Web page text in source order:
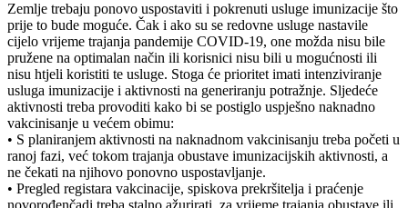
Zemlje trebaju ponovo uspostaviti i pokrenuti usluge imunizacije što
prije to bude moguće. Čak i ako su se redovne usluge nastavile
cijelo vrijeme trajanja pandemije COVID-19, one možda nisu bile
pružene na optimalan način ili korisnici nisu bili u mogućnosti ili
nisu htjeli koristiti te usluge. Stoga će prioritet imati intenziviranje
usluga imunizacije i aktivnosti na generiranju potražnje. Sljedeće
aktivnosti treba provoditi kako bi se postiglo uspješno naknadno
vakcinisanje u većem obimu:
• S planiranjem aktivnosti na naknadnom vakcinisanju treba početi u
ranoj fazi, već tokom trajanja obustave imunizacijskih aktivnosti, a
ne čekati na njihovo ponovno uspostavljanje.
• Pregled registara vakcinacije, spiskova prekršitelja i praćenje